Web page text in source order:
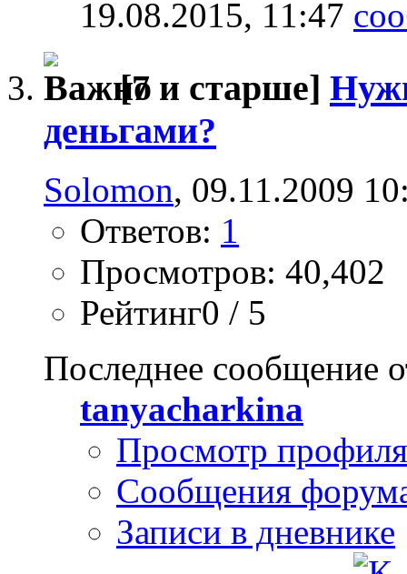
19.08.2015, 11:47
[7 и старше]
деньгами?
Solomon, 09.11.2009
Ответов: 1
Просмотров: 40,402
Рейтинг0 / 5
Последнее сообщение
tanyacharkina
Просмотр профиля
Сообщения
Записи в дневнике